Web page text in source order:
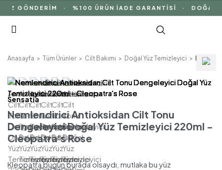
GÖNDERİM · %100 ÜRÜN İADE GARANTİSİ · DOĞAL
Anasayfa Tüm Ürünler Cilt Bakımı Doğal Yüz Temizleyici
Sensatia
Nemlendirici Antioksidan Cilt Tonu
Dengeleyici Doğal Yüz Temizleyici 220ml -
Cleopatra's Rose
Kleopatra bugün burada olsaydı, mutlaka bu yüz